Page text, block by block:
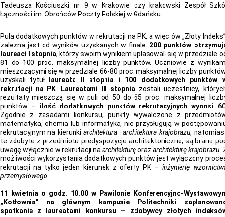
Tadeusza Kościuszki nr 9 w Krakowie czy krakowski Zespół
Łączności im. Obrońców Poczty Polskiej w Gdańsku.
Pula dodatkowych punktów w rekrutacji na PK, a więc ów „Złoty
zależna jest od wyników uzyskanych w finale. 200 punktów
laureaci I stopnia, którzy swoim wynikiem uplasowali się w przedziale
81 do 100 proc. maksymalnej liczby punktów. Uczniowie z
mieszczącymi się w przedziale 66-80 proc. maksymalnej liczby
uzyskali tytuł
laureata II stopnia i 100 dodatkowych punktów
rekrutacji na PK
Laureatami III stopnia zostali uczestnicy,
rezultaty mieszczą się w puli od 50 do 65 proc. maksymalnej
punktów – ilość dodatkowych punktów rekrutacyjnych wynosi 60
Zgodnie z zasadami konkursu, punkty wywalczone z
matematyka, chemia lub informatyka, nie przysługują w
rekrutacyjnym na kierunkiarchitektura iarchitektura krajobrazu,
te zdobyte z przedmiotu predyspozycje architektoniczne, są brane
uwagę wyłącznie w rekrutacji naarchitekturęorazarchitekturę krajobrazu .
możliwości wykorzystania dodatkowych punktów jest wyłączony
rekrutacji na tylko jeden kierunek z oferty PK –inżynierię
przemysłowego
11 kwietnia o godz. 10.00 w Pawilonie Konferencyjno-
„Kotłownia” na głównym kampusie Politechniki
spotkanie z laureatami konkursu – zdobywcy złotych